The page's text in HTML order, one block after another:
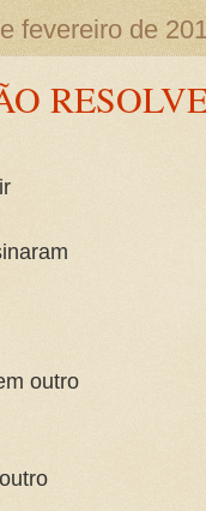
fevereiro de
outro